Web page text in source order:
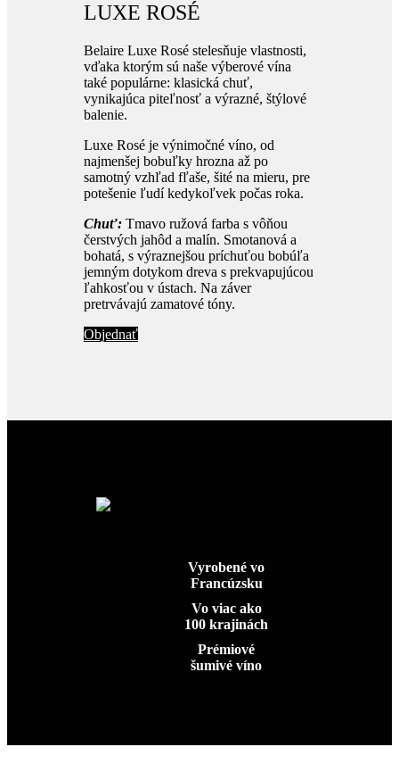
LUXE ROSÉ
Belaire Luxe Rosé stelesňuje vlastnosti,
vďaka ktorým sú naše výberové vína
také populárne: klasická chuť,
vynikajúca piteľnosť a výrazné, štýlové
balenie.
Luxe Rosé je výnimočné víno, od
najmenšej bobuľky hrozna až po
samotný vzhľad fľaše, šité na mieru, pre
potešenie ľudí kedykoľvek počas roka.
Chuť:Tmavo ružová farba s vôňou
čerstvých jahôd a malín. Smotanová a
bohatá, s výraznejšou príchuťou bobúľa
jemným dotykom dreva s prekvapujúcou
ľahkosťou v ústach. Na záver
pretrvávajú zamatové tóny.
Objednať
Vyrobené vo
Francúzsku
Vo viac ako
100 krajinách
Prémiové
šumivé víno